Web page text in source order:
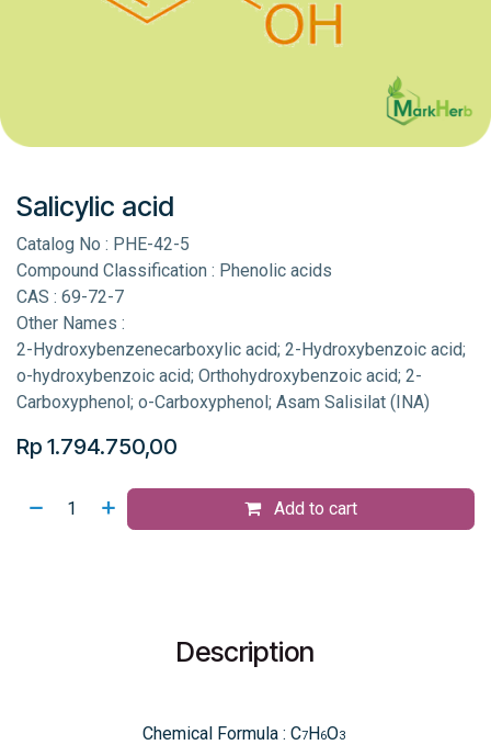
Salicylic acid
Catalog No : PHE-42-5
Compound Classification : Phenolic acids
CAS : 69-72-7
Other Names :
2-Hydroxybenzenecarboxylic acid; 2-Hydroxybenzoic acid;
o-hydroxybenzoic acid; Orthohydroxybenzoic acid; 2-
Carboxyphenol; o-Carboxyphenol; Asam Salisilat (INA)
Rp 1.794.750,00
Add to cart
Description
Chemical Formula : C7H6O3